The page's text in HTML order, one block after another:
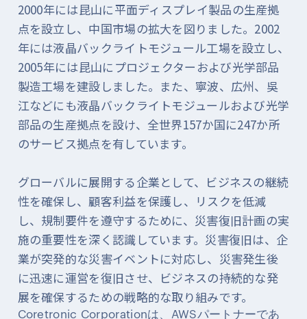
2000年には昆山に平面ディスプレイ製品の生産拠
点を設立し、中国市場の拡大を図りました。2002
年には液晶バックライトモジュール工場を設立し、
2005年には昆山にプロジェクターおよび光学部品
製造工場を建設しました。また、寧波、広州、吳
江などにも液晶バックライトモジュールおよび光学
部品の生産拠点を設け、全世界157か国に247か所
のサービス拠点を有しています。
グローバルに展開する企業として、ビジネスの継続
性を確保し、顧客利益を保護し、リスクを低減
し、規制要件を遵守するために、災害復旧計画の実
施の重要性を深く認識しています。災害復旧は、企
業が突発的な災害イベントに対応し、災害発生後
に迅速に運営を復旧させ、ビジネスの持続的な発
展を確保するための戦略的な取り組みです。
Coretronic Corporationは、AWSパートナーであ